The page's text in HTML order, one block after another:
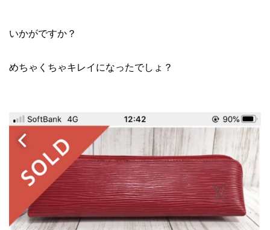
いかがですか？
めちゃくちゃキレイになったでしょ？